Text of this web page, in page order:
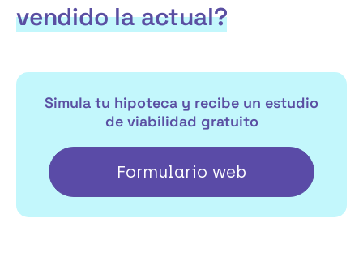
vendido la actual?
Simula tu hipoteca y recibe un estudio
de viabilidad gratuito
Formulario web